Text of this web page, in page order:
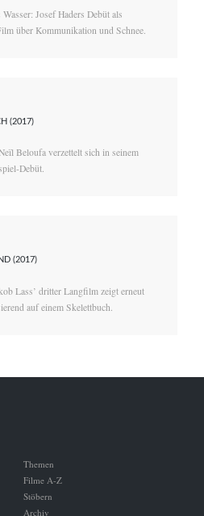
Josef Haders Debüt als
über Kommunikation und Schnee.
(2017)
Beloufa verzettelt sich in seinem
Debüt.
(2017)
Lass’ dritter Langfilm zeigt erneut
auf einem Skelettbuch.
Themen
Filme A-Z
Stöbern
Archiv